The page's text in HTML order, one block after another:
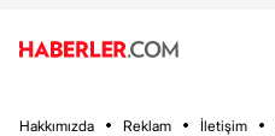
Hakkımızda Reklam İletişim